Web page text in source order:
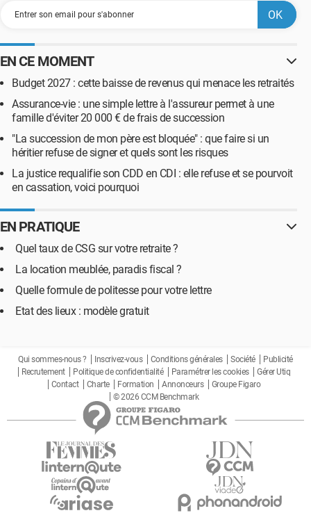
EN CE MOMENT
Budget 2027 : cette baisse de revenus qui menace les retraités
Assurance-vie : une simple lettre à l'assureur permet à une
famille d'éviter 20 000 € de frais de succession
"La succession de mon père est bloquée" : que faire si un
héritier refuse de signer et quels sont les risques
La justice requalifie son CDD en CDI : elle refuse et se pourvoit
en cassation, voici pourquoi
EN PRATIQUE
Quel taux de CSG sur votre retraite ?
La location meublée, paradis fiscal ?
Quelle formule de politesse pour votre lettre
Etat des lieux : modèle gratuit
Qui sommes-nous ? Inscrivez-vous Conditions générales Société
Publicité
Recrutement
Politique de confidentialité Paramétrer les cookies
Gérer Utiq
Contact
Charte Formation Annonceurs
Groupe Figaro
© 2026 CCM Benchmark